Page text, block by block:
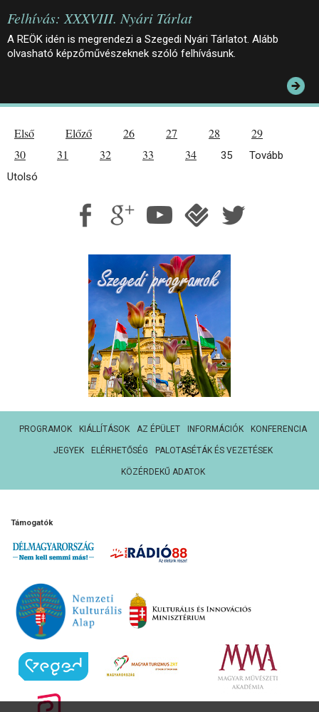
Felhívás: XXXVIII. Nyári Tárlat
A REÖK idén is megrendezi a Szegedi Nyári Tárlatot. Alább
olvasható képzőművészeknek szóló felhívásunk.
Első Előző 26 27 28
29
30
31 32 33 34 35
Tovább
Utolsó
PROGRAMOK KIÁLLÍTÁSOK AZ ÉPÜLET INFORMÁCIÓK KONFERENCIA
JEGYEK ELÉRHETŐSÉG PALOTASÉTÁK ÉS VEZETÉSEK
KÖZÉRDEKŰ ADATOK
Támogatók